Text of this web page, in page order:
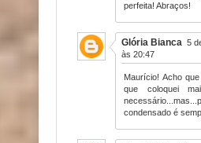
perfeita! Abraços!
Glória Bianca 5
às 20:47
Maurício! Acho
que coloquei
condensado é